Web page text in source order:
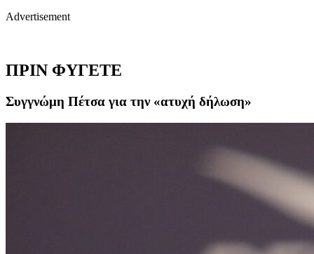
Advertisement
ΠΡΙΝ ΦΥΓΕΤΕ
Συγγνώμη Πέτσα για την «ατυχή δήλωση»